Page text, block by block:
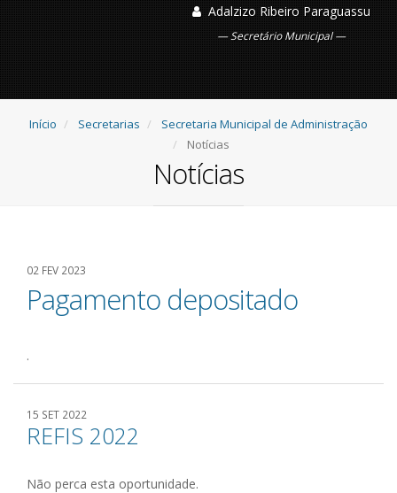
Adalzizo Ribeiro Paraguassu
Secretário Municipal
Início Secretarias
Secretaria Municipal de Administração
Notícias
Notícias
02 FEV 2023
Pagamento depositado
.
15 SET 2022
REFIS 2022
Não perca esta oportunidade.